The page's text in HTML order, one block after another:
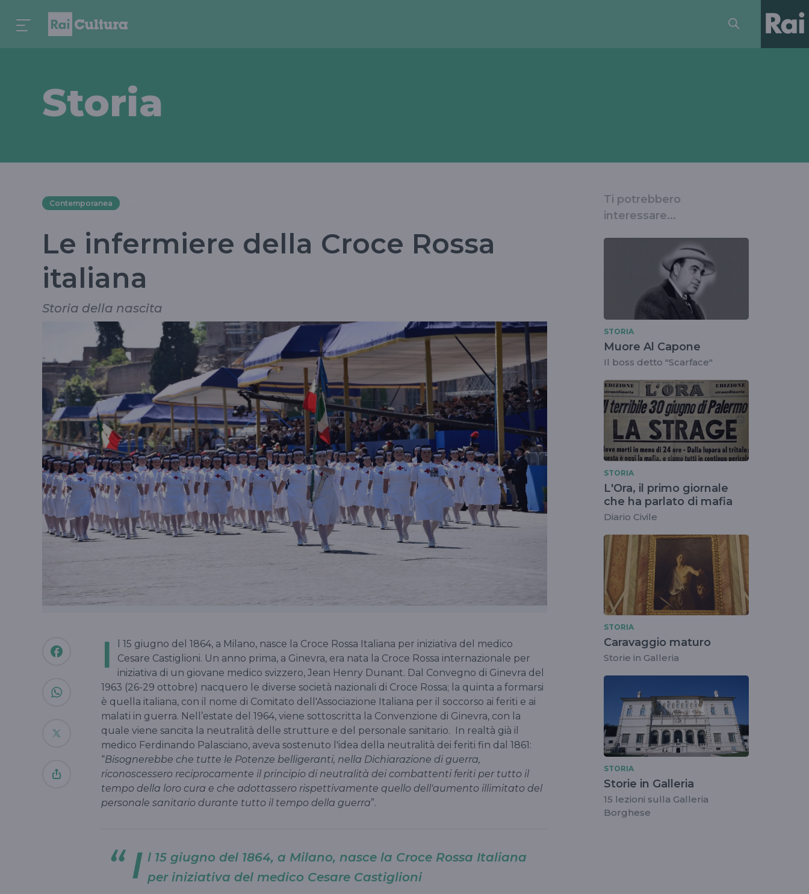
Storia
Contemporanea
Le infermiere della Croce Rossa
italiana
Storia della nascita
I
l 15 giugno del 1864, a Milano, nasce la Croce Rossa Italiana per iniziativa del medico
Cesare Castiglioni. Un anno prima, a Ginevra, era nata la Croce Rossa internazionale per
iniziativa di un giovane medico svizzero, Jean Henry Dunant. Dal Convegno di Ginevra del
1963 (26-29 ottobre) nacquero le diverse società nazionali di Croce Rossa; la quinta a formarsi
è quella italiana, con il nome di Comitato dell'Associazione Italiana per il soccorso ai feriti e ai
malati in guerra. Nell’estate del 1964, viene sottoscritta la Convenzione di Ginevra, con la
quale viene sancita la neutralità delle strutture e del personale sanitario. In realtà già il
medico Ferdinando Palasciano, aveva sostenuto l'idea della neutralità dei feriti fin dal 1861:
“Bisognerebbe che tutte le Potenze belligeranti, nella Dichiarazione di guerra,
riconoscessero reciprocamente il principio di neutralità dei combattenti feriti per tutto il
tempo della loro cura e che adottassero rispettivamente quello dell'aumento illimitato del
personale sanitario durante tutto il tempo della guerra”.
I l 15 giugno del 1864, a Milano, nasce la Croce Rossa Italiana
per iniziativa del medico Cesare Castiglioni
Ti potrebbero
interessare...
STORIA
Muore Al Capone
Il boss detto "Scarface"
STORIA
L'Ora, il primo giornale
che ha parlato di mafia
Diario Civile
STORIA
Caravaggio maturo
Storie in Galleria
STORIA
Storie in Galleria
15 lezioni sulla Galleria
Borghese